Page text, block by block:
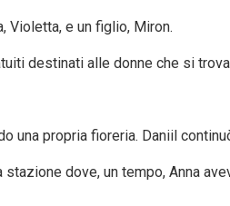
Violetta, e un figlio, Miron.
destinati alle donne che si
una propria fioreria. Daniil
dove, un tempo, Anna